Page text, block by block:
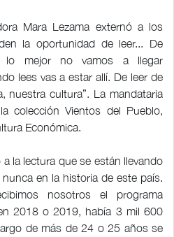
Mara Lezama externó a los
la oportunidad de leer... De
lo mejor no vamos a llegar
lees vas a estar allí. De leer de
nuestra cultura”. La mandataria
colección Vientos del Pueblo,
Económica.
la lectura que se están llevando
en la historia de este país.
nosotros el programa
2018 o 2019, había 3 mil 600
de más de 24 o 25 años se